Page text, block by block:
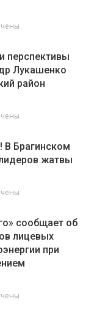
перспективы
Лукашенко
район
В Брагинском
жатвы
сообщает об
лицевых
при